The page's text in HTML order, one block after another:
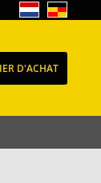
D'ACHAT